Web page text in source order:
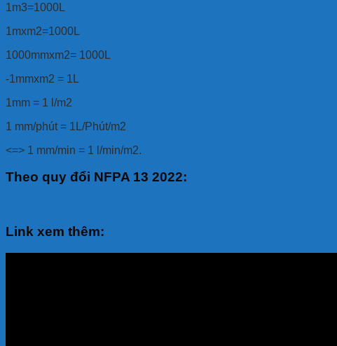
1m3=1000L
1mxm2=1000L
1000mmxm2= 1000L
-1mmxm2 = 1L
1mm = 1 l/m2
1 mm/phút = 1L/Phút/m2
<=> 1 mm/min = 1 l/min/m2.
Theo quy đổi NFPA 13 2022:
Link xem thêm: